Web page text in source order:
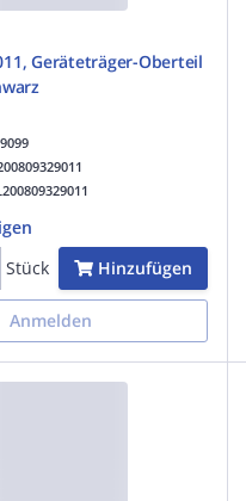
Geräteträger-Oberteil
Stück
Hinzufügen
Anmelden